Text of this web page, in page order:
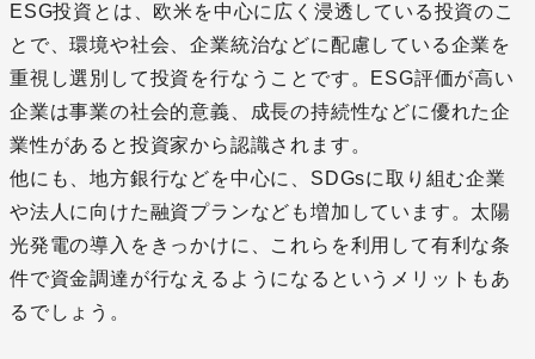
ESG投資とは、欧米を中心に広く浸透している投資のこ
とで、環境や社会、企業統治などに配慮している企業を
重視し選別して投資を行なうことです。ESG評価が高い
企業は事業の社会的意義、成長の持続性などに優れた企
業性があると投資家から認識されます。
他にも、地方銀行などを中心に、SDGsに取り組む企業
や法人に向けた融資プランなども増加しています。太陽
光発電の導入をきっかけに、これらを利用して有利な条
件で資金調達が行なえるようになるというメリットもあ
るでしょう。